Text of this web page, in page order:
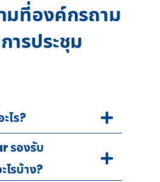
มที่องค์กรถาม
ารประชุม
ไร?
รองรับ
รบ้าง?